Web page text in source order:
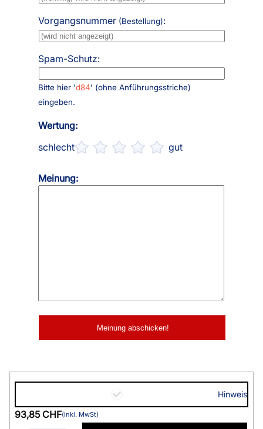
Wertung:
schlecht
gut
Meinung:
Vorgangsnummer (Bestellung):
Spam-Schutz:
Bitte hier 'd84' (ohne Anführungsstriche)
eingeben.
Hinweis
93,85 CHF(inkl. MwSt)